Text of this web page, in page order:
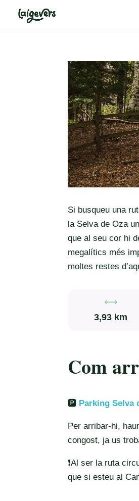
Si busqueu una
la Selva de Oza
que al seu cor hi
megalítics més
moltes restes
,
3,93 km
Com
🅿️ Parking Selva
Per arribar-hi,
congost, ja us
❗️Al ser la ruta
que si esteu al